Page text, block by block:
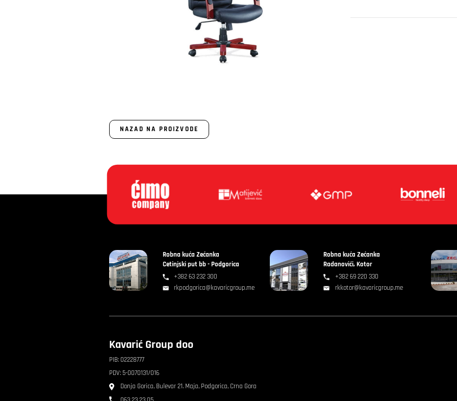
NAZAD NA PROIZVODE
Robna kuća Zećanka
Cetinjski put bb - Podgorica
+382 63 232 300
rkpodgorica@kavaricgroup.me
Robna kuća Zećanka
Radanovići, Kotor
+382 69 220 330
rkkotor@kavaricgroup.me
Kavarić Group doo
PIB: 02228777
PDV: 5-0070131/016
Donja Gorica, Bulevar 21. Maja, Podgorica, Crna Gora